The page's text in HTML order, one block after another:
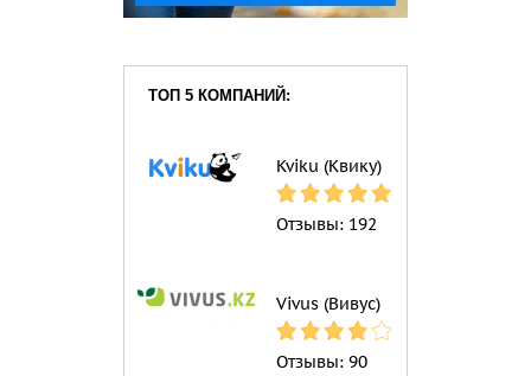
ТОП 5 КОМПАНИЙ:
Kviku (Квику)
Отзывы: 192
Vivus (Вивус)
Отзывы: 90